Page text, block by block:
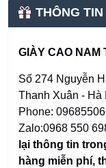
THÔNG
GIÀY CAO NAM
Số 274 Nguyễn
Thanh Xuân - Hà
Phone:
Zalo:0968 550
lại thông tin
hàng miễn phí,